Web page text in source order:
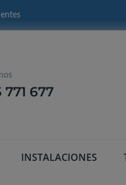
771 677
INSTALACIONES